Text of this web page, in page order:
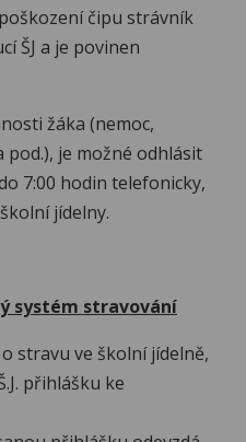
čipu strávník
ŠJ a je povinen
žáka (nemoc,
pod.), je možné odhlásit
7:00 hodin telefonicky,
jídelny.
systém stravování
stravu ve školní jídelně,
přihlášku ke